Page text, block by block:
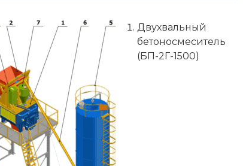
Двухвальный
бетоносмеситель
(БП-2Г-1500)